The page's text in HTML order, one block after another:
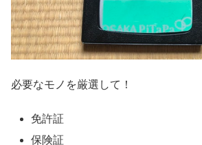
必要なモノを厳選して！
免許証
保険証